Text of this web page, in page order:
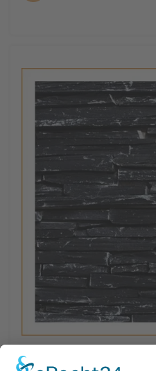
1 Muster - W-007 - Schiefer
Naturstein-Mauer -